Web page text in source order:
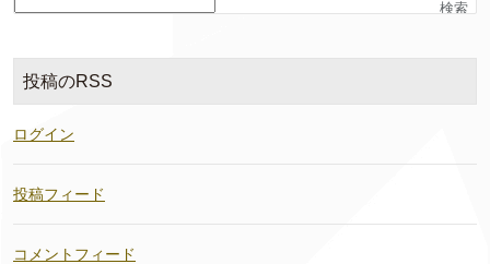
検索
投稿のRSS
ログイン
投稿フィード
コメントフィード